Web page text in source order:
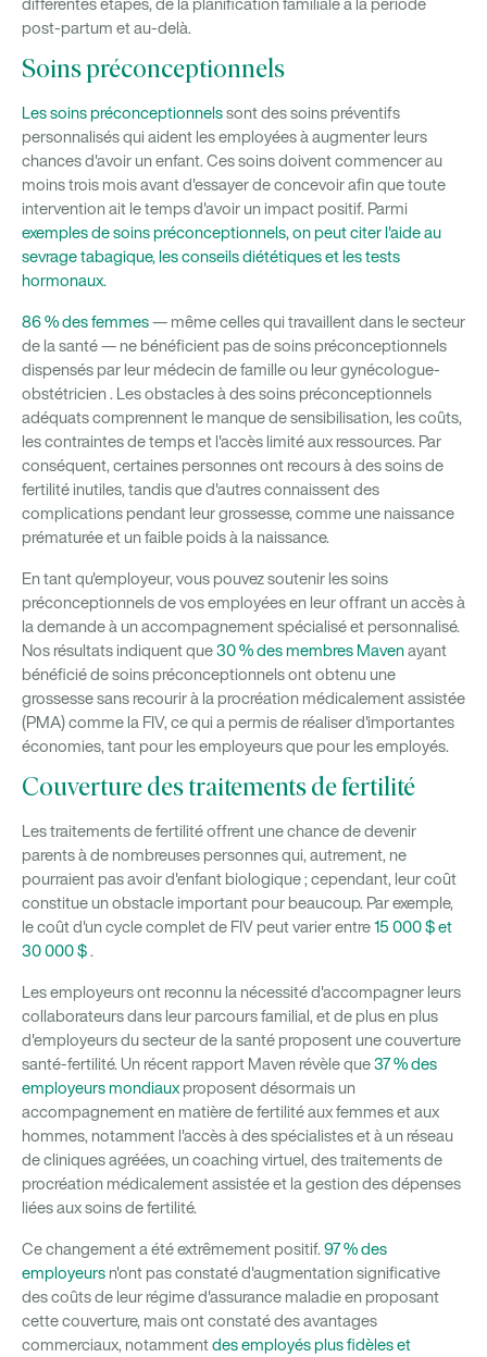
différentes étapes, de la planification familiale à la période
post-partum et au-delà.
Soins préconceptionnels
Les soins préconceptionnelssont des soins préventifs
personnalisés qui aident les employées à augmenter leurs
chances d'avoir un enfant. Ces soins doivent commencer au
moins trois mois avant d'essayer de concevoir afin que toute
intervention ait le temps d'avoir un impact positif. Parmi
exemples de soins préconceptionnels, on peut citer l'aide au
sevrage tabagique, les conseils diététiques et les tests
hormonaux.
86 % des femmes— même celles qui travaillent dans le secteur
de la santé — ne bénéficient pas de soins préconceptionnels
dispensés par leur médecin de famille ou leur gynécologue-
obstétricien. Les obstacles à des soins préconceptionnels
adéquats comprennent le manque de sensibilisation, les coûts,
les contraintes de temps et l'accès limité aux ressources. Par
conséquent, certaines personnes ont recours à des soins de
fertilité inutiles, tandis que d'autres connaissent des
complications pendant leur grossesse, comme une naissance
prématurée et un faible poids à la naissance.
En tant qu'employeur, vous pouvez soutenir les soins
préconceptionnels de vos employées en leur offrant un accès à
la demande à un accompagnement spécialisé et personnalisé.
Nos résultats indiquent que30 % des membres Mavenayant
bénéficié de soins préconceptionnels ont obtenu une
grossesse sans recourir à la procréation médicalement assistée
(PMA) comme la FIV, ce qui a permis de réaliser d'importantes
économies, tant pour les employeurs que pour les employés.
Couverture des traitements de fertilité
Les traitements de fertilité offrent une chance de devenir
parents à de nombreuses personnes qui, autrement, ne
pourraient pas avoir d'enfant biologique ; cependant, leur coût
constitue un obstacle important pour beaucoup. Par exemple,
le coût d'un cycle complet de FIV peut varier entre15 000 $ et
30 000 $.
Les employeurs ont reconnu la nécessité d'accompagner leurs
collaborateurs dans leur parcours familial, et de plus en plus
d'employeurs du secteur de la santé proposent une couverture
santé-fertilité. Un récent rapport Maven révèle que37 % des
employeurs mondiaux proposent désormais un
accompagnement en matière de fertilité aux femmes et aux
hommes, notamment l'accès à des spécialistes et à un réseau
de cliniques agréées, un coaching virtuel, des traitements de
procréation médicalement assistée et la gestion des dépenses
liées aux soins de fertilité.
Ce changement a été extrêmement positif. 97 % des
employeurs n'ont pas constaté d'augmentation significative
des coûts de leur régime d'assurance maladie en proposant
cette couverture, mais ont constaté des avantages
commerciaux, notammentdes employés plus fidèles et